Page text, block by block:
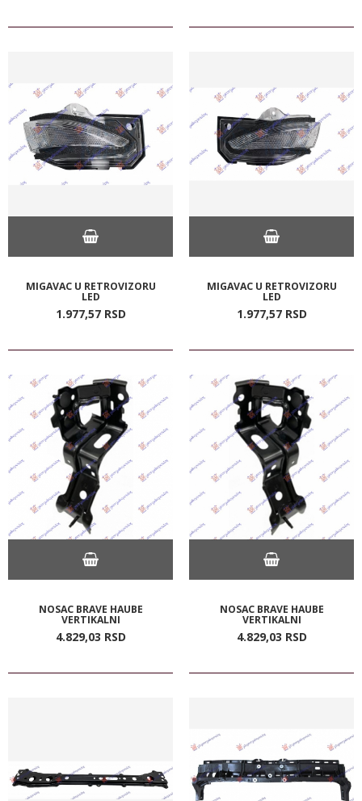
MIGAVAC U RETROVIZORU
LED
1.977,57 RSD
MIGAVAC U RETROVIZORU
LED
1.977,57 RSD
NOSAC BRAVE HAUBE
VERTIKALNI
4.829,03 RSD
NOSAC BRAVE HAUBE
VERTIKALNI
4.829,03 RSD